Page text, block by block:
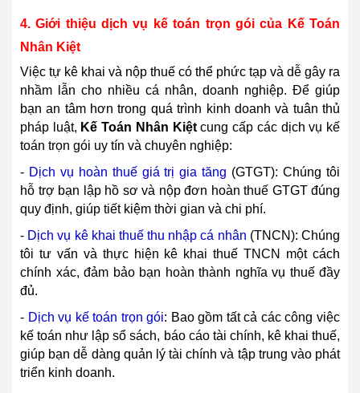
4. Giới thiệu dịch vụ kế toán trọn gói của Kế Toán
Nhân Kiệt
Việc tự kê khai và nộp thuế có thể phức tạp và dễ gây ra
nhầm lẫn cho nhiều cá nhân, doanh nghiệp. Để giúp
bạn an tâm hơn trong quá trình kinh doanh và tuân thủ
pháp luật, Kế Toán Nhân Kiệtcung cấp các dịch vụ kế
toán trọn gói uy tín và chuyên nghiệp:
- Dịch vụ hoàn thuế giá trị gia tăng (GTGT): Chúng tôi
hỗ trợ bạn lập hồ sơ và nộp đơn hoàn thuế GTGT đúng
quy định, giúp tiết kiệm thời gian và chi phí.
- Dịch vụ kê khai thuế thu nhập cá nhân (TNCN): Chúng
tôi tư vấn và thực hiện kê khai thuế TNCN một cách
chính xác, đảm bảo bạn hoàn thành nghĩa vụ thuế đầy
đủ.
- Dịch vụ kế toán trọn gói: Bao gồm tất cả các công việc
kế toán như lập sổ sách, báo cáo tài chính, kê khai thuế,
giúp bạn dễ dàng quản lý tài chính và tập trung vào phát
triển kinh doanh.